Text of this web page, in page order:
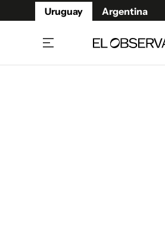
Uruguay Argentina